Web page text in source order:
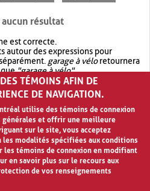
résultat
est correcte.
autour des expressions pour
garage à véloretournera
que"garage à vélo".
recherche avec OR.garage OR vélo
résultat quegarage à vélo
TÉMOINS AFIN DE
DE NAVIGATION.
utilise des témoins de connexion
et offrir une meilleure
sur le site, vous acceptez
modalités spécifiées aux conditions
les témoins de connexion en modifiant
en savoir plus sur le recours aux
de vos renseignements